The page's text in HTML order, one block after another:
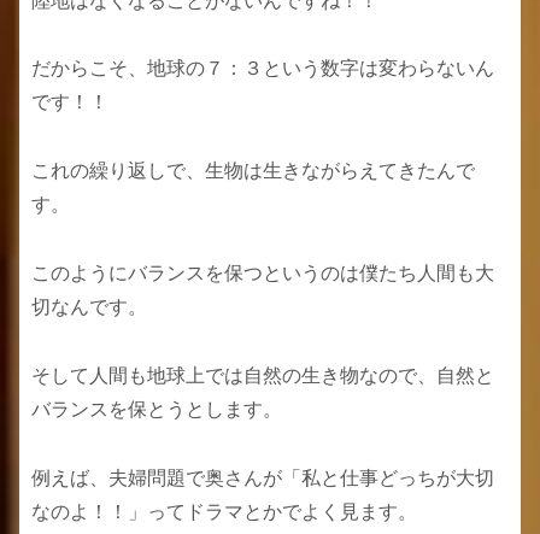
だからこそ、地球の７：３という数字は変わらないん
です！！
これの繰り返しで、生物は生きながらえてきたんで
す。
このようにバランスを保つというのは僕たち人間も大
切なんです。
そして人間も地球上では自然の生き物なので、自然と
バランスを保とうとします。
例えば、夫婦問題で奥さんが「私と仕事どっちが大切
なのよ！！」ってドラマとかでよく見ます。